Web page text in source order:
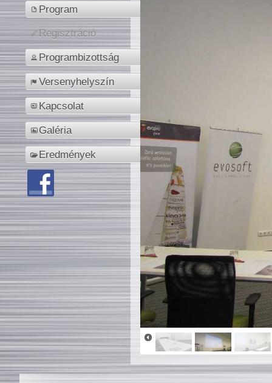
Program
Regisztráció
Programbizottság
Versenyhelyszín
Kapcsolat
Galéria
Eredmények